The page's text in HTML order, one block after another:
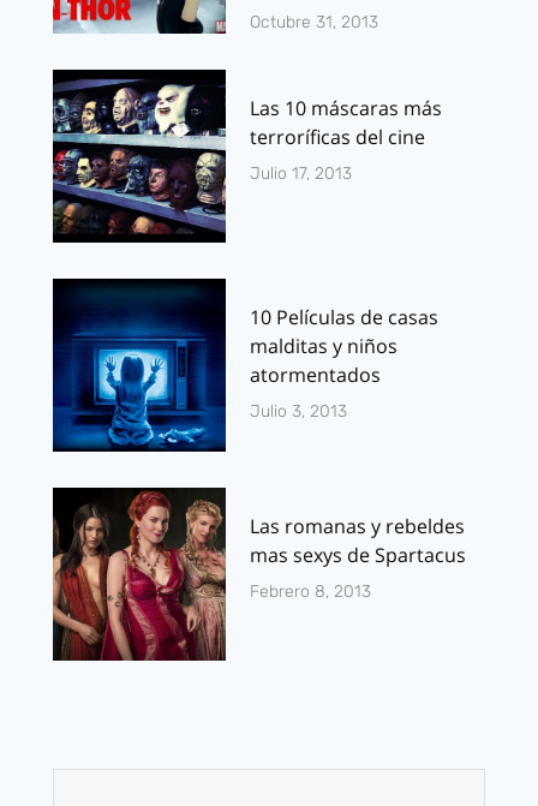
Octubre 31, 2013
Las 10 máscaras más
terroríficas del cine
Julio 17, 2013
10 Películas de casas
malditas y niños
atormentados
Julio 3, 2013
Las romanas y rebeldes
mas sexys de Spartacus
Febrero 8, 2013